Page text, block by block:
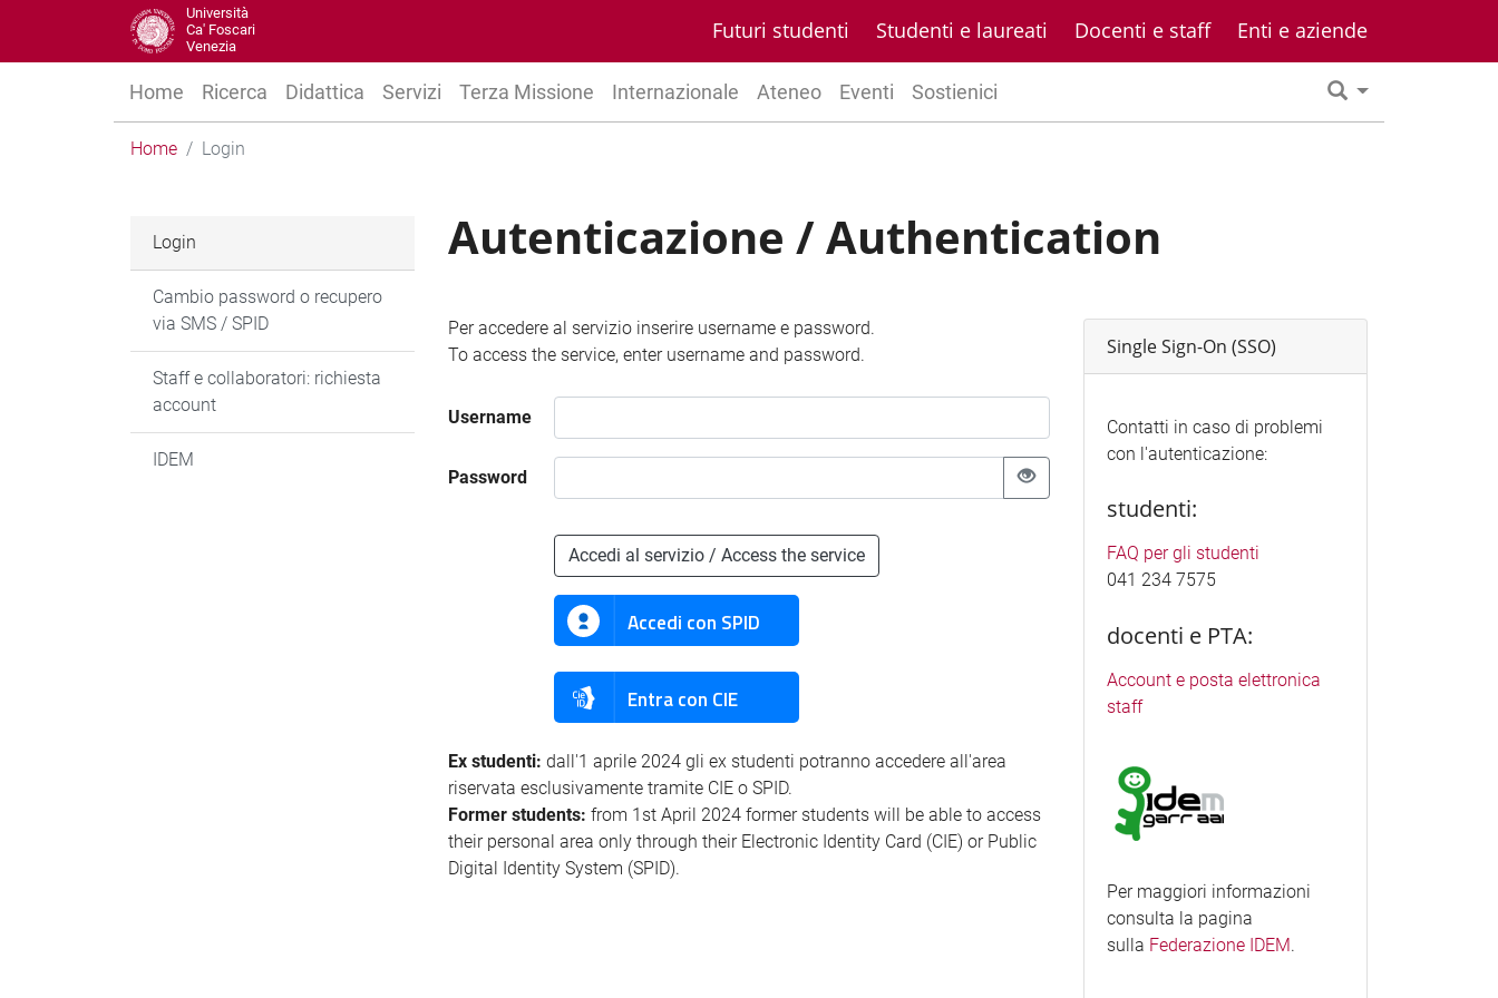
Università
Ca' Foscari
Venezia
Futuri studenti Studenti e laureati Docenti e staff Enti e aziende
Home Ricerca Didattica Servizi Terza Missione Internazionale Ateneo Eventi Sostienici
Home Login
Autenticazione / Authentication
Per accedere al servizio inserire username e password.
To access the service, enter username and password.
Username
Password
Accedi al servizio / Access the service
Accedi con SPID
Entra con CIE
Ex studenti: dall'1 aprile 2024 gli ex studenti potranno accedere all'area
riservata esclusivamente tramite CIE o SPID.
Former students: from 1st April 2024 former students will be able to access
their personal area only through their Electronic Identity Card (CIE) or Public
Digital Identity System (SPID).
Single Sign-On (SSO)
Contatti in caso di problemi
con l'autenticazione:
studenti:
FAQ per gli studenti
041 234 7575
docenti e PTA:
Account e posta elettronica
staff
Per maggiori informazioni
consulta la pagina
sulla Federazione IDEM.
Login
Cambio password o recupero
via SMS / SPID
Staff e collaboratori: richiesta
account
IDEM